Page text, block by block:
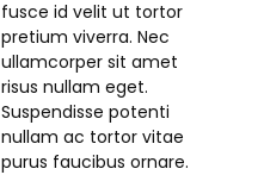
fusce id velit ut tortor
pretium viverra. Nec
ullamcorper sit amet
risus nullam eget.
Suspendisse potenti
nullam ac tortor vitae
purus faucibus ornare.